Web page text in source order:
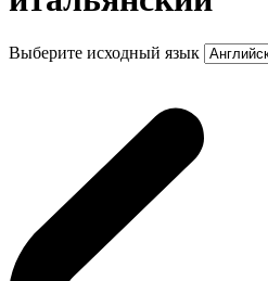
Выберите исходный язык